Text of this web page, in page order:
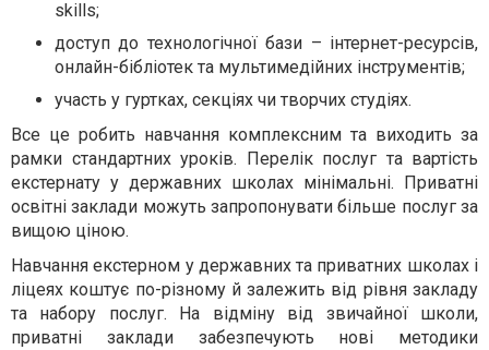
skills;
доступ до технологічної бази – інтернет-ресурсів,
онлайн-бібліотек та мультимедійних інструментів;
участь у гуртках, секціях чи творчих студіях.
Все це робить навчання комплексним та виходить за
рамки стандартних уроків. Перелік послуг та вартість
екстернату у державних школах мінімальні. Приватні
освітні заклади можуть запропонувати більше послуг за
вищою ціною.
Навчання екстерном у державних та приватних школах і
ліцеях коштує по-різному й залежить від рівня закладу
та набору послуг. На відміну від звичайної школи,
приватні заклади забезпечують нові методики